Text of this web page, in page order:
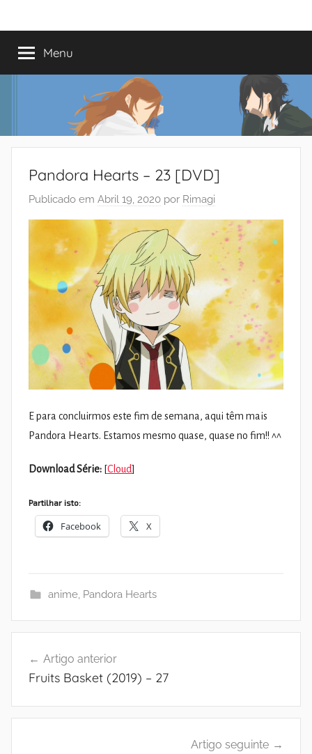
paraMundo
do
Shoujo
anos
a
romances
Menu
Pandora Hearts – 23 [DVD]
Publicado em Abril 19, 2020 por Rimagi
E para concluirmos este fim de semana, aqui têm mais
Pandora Hearts. Estamos mesmo quase, quase no fim!! ^^
Download Série: [Cloud]
Partilhar isto:
Facebook X
anime, Pandora Hearts
de
Artigo anterior
Fruits Basket (2019) – 27
Artigo seguinte